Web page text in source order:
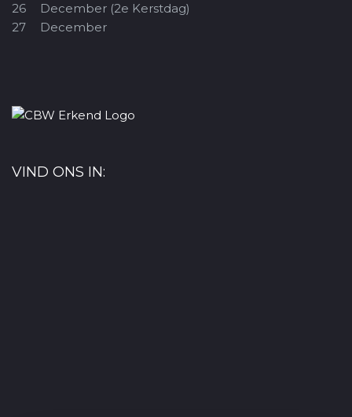
26
December (2e Kerstdag)
27
December
VIND ONS IN: